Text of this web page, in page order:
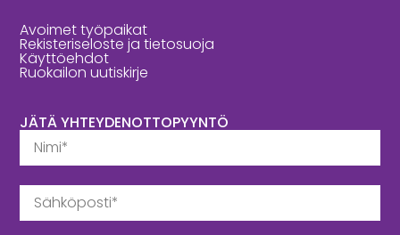
Avoimet työpaikat
Rekisteriseloste ja tietosuoja
Käyttöehdot
Ruokailon uutiskirje
JÄTÄ YHTEYDENOTTOPYYNTÖ